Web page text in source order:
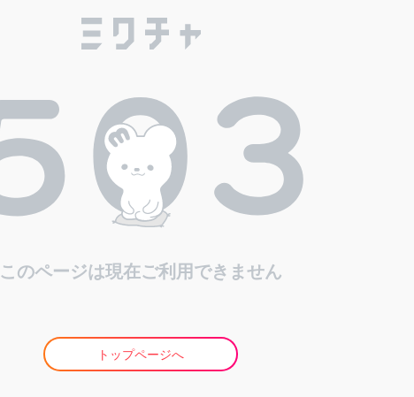
このページは現在ご利用できません